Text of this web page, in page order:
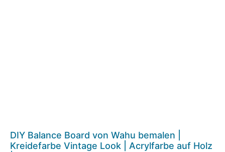
DIY Balance Board von Wahu bemalen |
Kreidefarbe Vintage Look | Acrylfarbe auf Holz